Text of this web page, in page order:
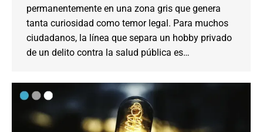
permanentemente en una zona gris que genera
tanta curiosidad como temor legal. Para muchos
ciudadanos, la línea que separa un hobby privado
de un delito contra la salud pública es…